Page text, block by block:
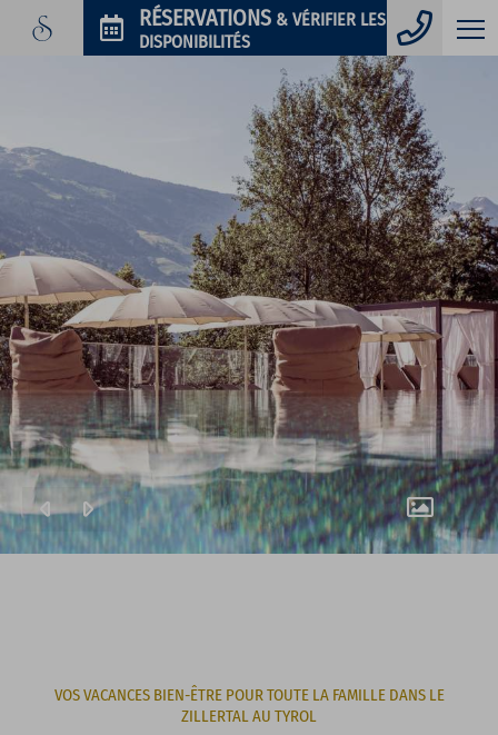
PHOTOS
RÉSERVATIONS & VÉRIFIER LES
DISPONIBILITÉS
VOS VACANCES BIEN-ÊTRE POUR TOUTE LA FAMILLE DANS LE
ZILLERTAL AU TYROL